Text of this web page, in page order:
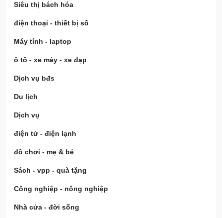
Siêu thị bách hóa
điện thoại - thiết bị số
Máy tính - laptop
ô tô - xe máy - xe đạp
Dịch vụ bđs
Du lịch
Dịch vụ
điện tử - điện lạnh
đồ chơi - mẹ & bé
Sách - vpp - quà tặng
Công nghiệp - nông nghiệp
Nhà cửa - đời sống